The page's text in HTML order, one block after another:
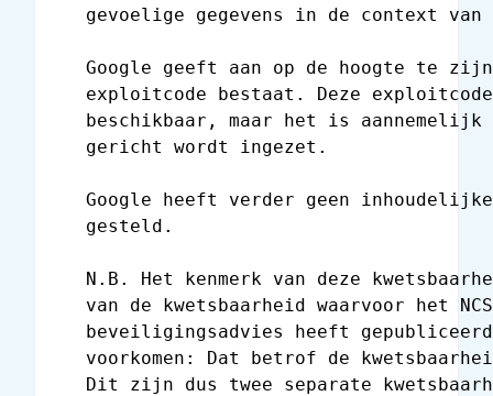
gevoelige gegevens in de context van
Google geeft aan op de hoogte te
exploitcode bestaat. Deze
beschikbaar, maar het is
   gericht wordt ingezet.
Google heeft verder geen
   gesteld.
N.B. Het kenmerk van deze
van de kwetsbaarheid waarvoor het
beveiligingsadvies heeft
voorkomen: Dat betrof de
Dit zijn dus twee separate